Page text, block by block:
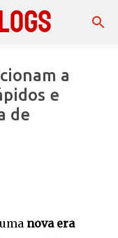
a
e
de
nova era